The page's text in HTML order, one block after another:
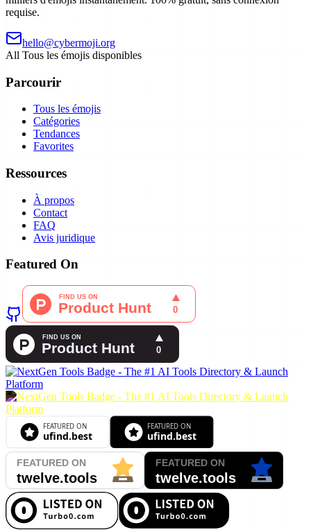
requise.
hello@cybermoji.org
All Tous les émojis disponibles
Parcourir
Tous les émojis
Catégories
Tendances
Favorites
Ressources
À propos
Contact
FAQ
Avis juridique
Featured On